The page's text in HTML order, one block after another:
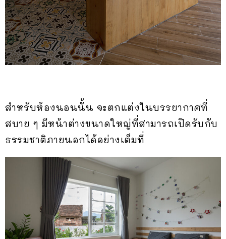
สำหรับห้องนอนนั้น จะตกแต่งในบรรยากาศที่
สบาย ๆ มีหน้าต่างขนาดใหญ่ที่สามารถเปิดรับกับ
ธรรมชาติภายนอกได้อย่างเต็มที่